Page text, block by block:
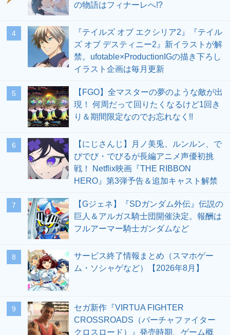
の物語はフィナーレへ!?
4
『テイルズ オブ エクシリア2』『テイル
ズ オブ デスティニー2』新イラストが解
禁。ufotable×ProductionIGの描き下ろし
イラスト企画は毎月更新
5
【FGO】全マスターの夢のような敵が出
現！ 何周だって回りたくなるけど1回き
り＆期間限定なのでお忘れなく!!
6
【にじさんじ】月ノ美兎、ルンルン、で
びでび・でびるが長編アニメ声優初挑
戦！ Netflix映画『THE RIBBON
HERO』第3弾予告＆追加キャスト解禁
7
【Gジェネ】『SDガンダム外伝』伝説の
巨人＆アルガス騎士団開催決定。報酬は
フルアーマー騎士ガンダムなど
8
サービス終了情報まとめ（スマホゲー
ム・ソシャゲなど）【2026年8月】
9
セガ新作『VIRTUA FIGHTER
CROSSROADS（バーチャファイター
クロスロード）』発売時期、ゲーム概